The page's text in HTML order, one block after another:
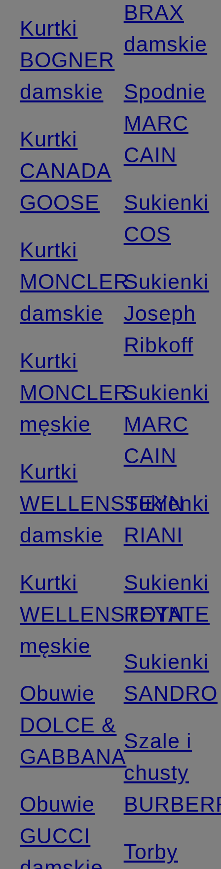
Kurtki
BOGNER
damskie
Kurtki
CANADA
GOOSE
Kurtki
MONCLER
damskie
Kurtki
MONCLER
męskie
Kurtki
WELLENSTEYN
damskie
Kurtki
WELLENSTEYN
męskie
Obuwie
DOLCE &
GABBANA
Obuwie
GUCCI
BRAX
damskie
Spodnie
MARC
CAIN
Sukienki
COS
Sukienki
Joseph
Ribkoff
Sukienki
MARC
CAIN
Sukienki
RIANI
Sukienki
ROTATE
Sukienki
SANDRO
Szale i
chusty
Torby